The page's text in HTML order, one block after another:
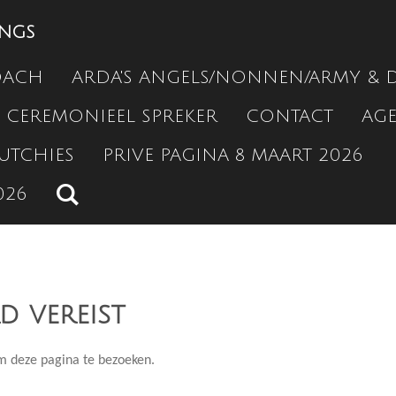
ARDA'S ANGELS/NONNEN/ARMY &
CEREMONIEEL SPREKER
CONTACT
PRIVE PAGINA 8 MAART 2026
vereist
deze pagina te bezoeken.